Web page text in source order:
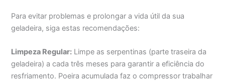
Para evitar problemas e prolongar a vida útil da sua
geladeira, siga estas recomendações:
Limpeza Regular: Limpe as serpentinas (parte traseira da
geladeira) a cada três meses para garantir a eficiência do
resfriamento. Poeira acumulada faz o compressor trabalhar